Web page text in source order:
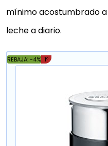
mínimo acostumbrado
leche a diario.
REBAJA: -4% 1º